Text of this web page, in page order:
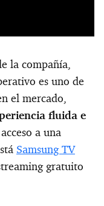
la compañía,
es uno de
el mercado,
fluida e
a una
Samsung TV
gratuito